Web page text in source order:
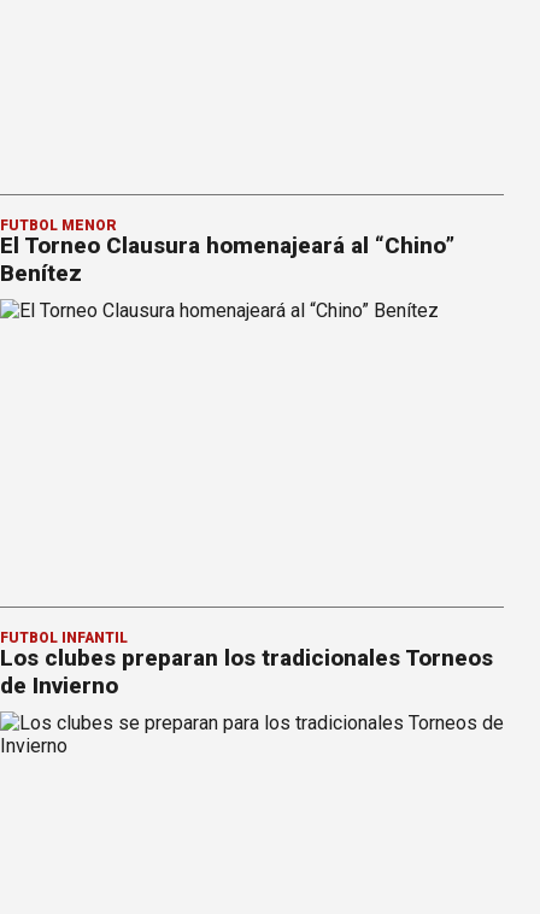
FÚTBOL MENOR
El Torneo Clausura homenajeará al “Chino”
Benítez
FÚTBOL INFANTIL
Los clubes preparan los tradicionales Torneos
de Invierno